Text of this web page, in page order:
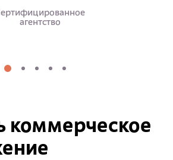
агентство
коммерческое